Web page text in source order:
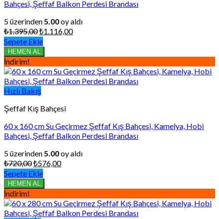
Bahçesi, Şeffaf Balkon Perdesi Brandası
5 üzerinden 5.00oy aldı
₺1.395,00Orijinal
fiyat:
₺1.395,00.
₺1.116,00Şu
₺1.116,00.
Sepete Ekle
HEMEN AL
İndirim!
Hızlı Bakış
Şeffaf Kış Bahçesi
60 x 160 cm Su Geçirmez Şeffaf Kış Bahçesi, Kamelya, Hobi
Bahçesi, Şeffaf Balkon Perdesi Brandası
5 üzerinden 5.00oy aldı
₺720,00Orijinal
fiyat:
₺720,00.
₺576,00Şu
₺576,00.
Sepete Ekle
HEMEN AL
İndirim!